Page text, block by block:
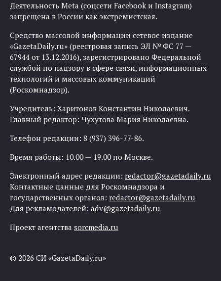
Деятельность Meta (соцсети Facebook и Instagram)
запрещена в России как экстремистская.
Средство массовой информации сетевое издание
«GazetaDaily.ru» (реестровая запись ЭЛ № ФС 77 —
67944 от 13.12.2016), зарегистрировано Федеральной
службой по надзору в сфере связи, информационных
технологий и массовых коммуникаций
(Роскомнадзор).
Учредитель: Харитонов Константин Николаевич.
Главный редактор: Чухутова Мария Николаевна.
Телефон редакции: 8 (937) 396-77-86.
Время работы: 10.00 — 19.00 по Москве.
Электронный адрес редакции: redactor@gazetadaily.ru
Контактные данные для Роскомнадзора и
государственных органов: redactor@gazetadaily.ru
Для рекламодателей: adv@gazetadaily.ru
Проект агентства sorcmedia.ru
© 2026 СИ «GazetaDaily.ru»